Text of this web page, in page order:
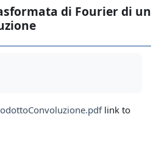
di Fourier di un
link to